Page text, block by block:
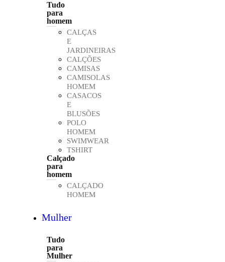
Tudo
para
homem
CALÇAS
E
JARDINEIRAS
CALÇÕES
CAMISAS
CAMISOLAS
HOMEM
CASACOS
E
BLUSÕES
POLO
HOMEM
SWIMWEAR
TSHIRT
Calçado
para
homem
CALÇADO
HOMEM
Mulher
Tudo
para
Mulher